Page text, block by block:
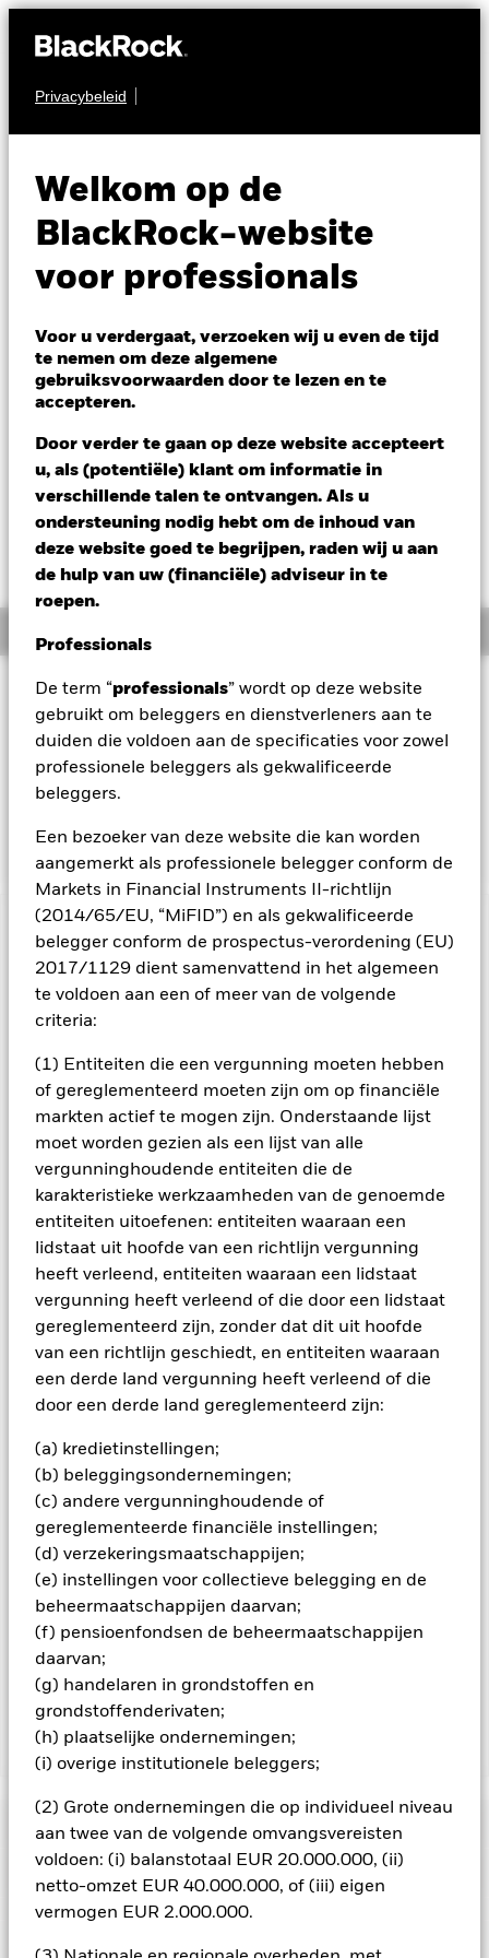
Privacybeleid
Welkom op de
BlackRock-website
voor professionals
Voor u verdergaat, verzoeken wij u even de tijd
te nemen om deze algemene
gebruiksvoorwaarden door te lezen en te
accepteren.
Door verder te gaan op deze website accepteert
u, als (potentiële) klant om informatie in
verschillende talen te ontvangen. Als u
ondersteuning nodig hebt om de inhoud van
deze website goed te begrijpen, raden wij u aan
de hulp van uw (financiële) adviseur in te
roepen.
Professionals
De term “professionals” wordt op deze website
gebruikt om beleggers en dienstverleners aan te
duiden die voldoen aan de specificaties voor zowel
professionele beleggers als gekwalificeerde
beleggers.
Een bezoeker van deze website die kan worden
aangemerkt als professionele belegger conform de
Markets in Financial Instruments II-richtlijn
(2014/65/EU, “MiFID”) en als gekwalificeerde
belegger conform de prospectus-verordening (EU)
2017/1129 dient samenvattend in het algemeen
te voldoen aan een of meer van de volgende
criteria:
(1) Entiteiten die een vergunning moeten hebben
of gereglementeerd moeten zijn om op financiële
markten actief te mogen zijn. Onderstaande lijst
moet worden gezien als een lijst van alle
vergunninghoudende entiteiten die de
karakteristieke werkzaamheden van de genoemde
entiteiten uitoefenen: entiteiten waaraan een
lidstaat uit hoofde van een richtlijn vergunning
heeft verleend, entiteiten waaraan een lidstaat
vergunning heeft verleend of die door een lidstaat
gereglementeerd zijn, zonder dat dit uit hoofde
van een richtlijn geschiedt, en entiteiten waaraan
een derde land vergunning heeft verleend of die
door een derde land gereglementeerd zijn:
(a) kredietinstellingen;
(b) beleggingsondernemingen;
(c) andere vergunninghoudende of
gereglementeerde financiële instellingen;
(d) verzekeringsmaatschappijen;
(e) instellingen voor collectieve belegging en de
beheermaatschappijen daarvan;
(f) pensioenfondsen de beheermaatschappijen
daarvan;
(g) handelaren in grondstoffen en
grondstoffenderivaten;
(h) plaatselijke ondernemingen;
(i) overige institutionele beleggers;
(2) Grote ondernemingen die op individueel niveau
aan twee van de volgende omvangsvereisten
voldoen: (i) balanstotaal EUR 20.000.000, (ii)
netto-omzet EUR 40.000.000, of (iii) eigen
vermogen EUR 2.000.000.
AANDELEN
Equity Fund
NAV per 05/aug/2026
JPY 3.811,00
Verandering NAV 1 dag per 05/aug/2026
JPY 85,00 (2,28%)
Overzicht
Beleggingsdoel
Het Fonds streeft naar een maximaal rendement op uw
belegging via een combinatie van kapitaalgroei en
opbrengsten uit de activa van het Fonds. Het Fonds belegt
ten minste 70% van zijn totale activa in aandelen van
actief zijn in Japan.
BELANGRIJKE GEGEVENS: Kapitaalrisico.
De waarde en
zijn niet gegarandeerd. Beleggers verliezen mogelijk hun
oorspronkelijke inleg.
genoteerd zijn in een vreemde valuta; schommelingen van de
waarde van de belegging. Het fonds kan beleggen in
aandelen van kleinere ondernemingen die zich minder
voorspelbaar kunnen ontwikkelen en minder liquide kunnen
zijn dan aandelen van grotere ondernemingen.
Alle aandelenklassen met valutahedging van dit fonds
gebruiken derivaten om valutarisico's af te dekken. Het
potentieel besmettingsrisico (ook bekend als spill-over) voor
andere aandelenklassen in het fonds betekenen. De
beheermaatschappij van het fonds waarborgt dat er
geschikte procedures worden gebruikt om het
besmettingsrisico voor andere aandelenklassen te
minimaliseren. Via het uitklapvakje direct onder de naam van
het fonds, kunt u een lijst van alle aandelenklassen in het
fonds bekijken – aandelenklassen met valutahedging worden
aangegeven door het woord 'Hedged' in de naam van de
aandelenklasse. Daarnaast is een volledige lijst van alle
aandelenklassen met valutahedging op aanvraag
verkrijgbaar bij de beheermaatschappij van het fonds.
In de mate waarin het Fonds effecten uitleent om zijn kosten
te reduceren, ontvangt het Fonds 62,5% van de hiermee
verbonden inkomsten en komen de resterende 37,5% ten
goede aan BlackRock als effectenuitleenagent. Aangezien de
verdeling van opbrengsten uit effectenleningen de
exploitatiekosten van het Fonds niet verhoogt, is deze niet in
de lopende kosten opgenomen.
Risicometer
Performance
Het beleggingsrisico is geconcentreerd in specifieke
Kerngegevens